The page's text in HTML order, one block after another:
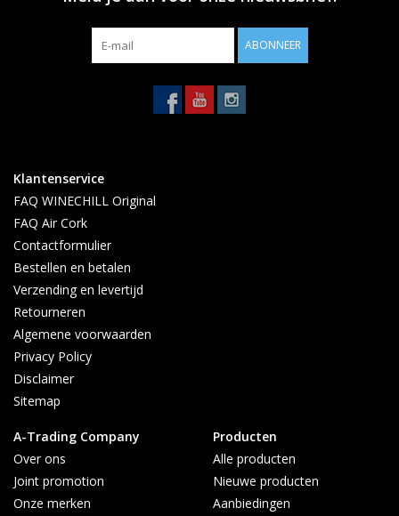
ABONNEER
Klantenservice
FAQ WINECHILL Original
FAQ Air Cork
Contactformulier
Bestellen en betalen
Verzending en levertijd
Retourneren
Algemene voorwaarden
Privacy Policy
Disclaimer
Sitemap
A-Trading Company
Over ons
Joint promotion
Onze merken
Producten
Alle producten
Nieuwe producten
Aanbiedingen